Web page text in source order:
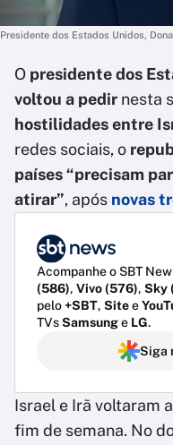
Presidente dos Estados Unidos,
O presidente dos
voltou a pedir nesta
hostilidades entre
redes sociais, o
países “precisam
atirar”, após novas
Acompanhe o SBT
(586), Vivo (576), Sky
pelo+SBT, Sitee
TVsSamsunge LG.
Siga
Israel e Irã voltaram
fim de semana. No